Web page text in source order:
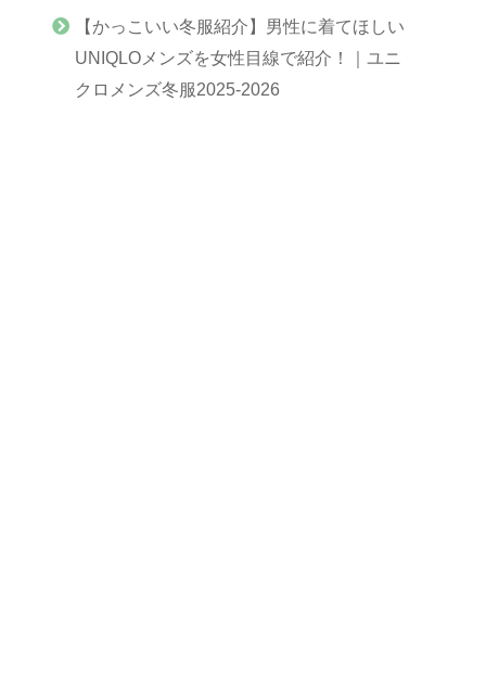
【かっこいい冬服紹介】男性に着てほしい
UNIQLOメンズを女性目線で紹介！｜ユニ
クロメンズ冬服2025-2026